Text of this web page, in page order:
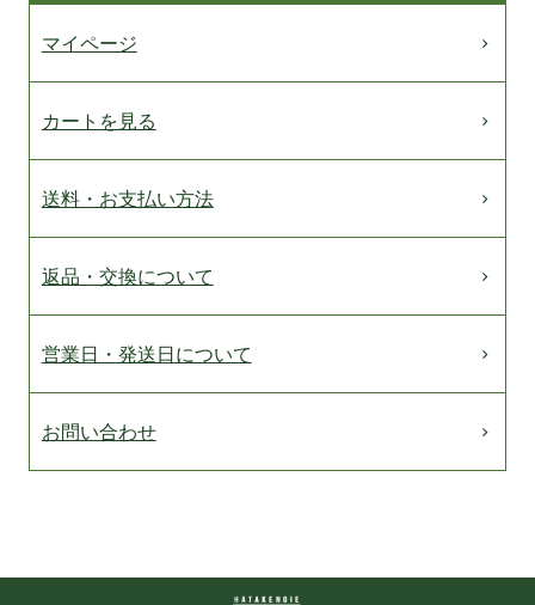
マイページ
カートを見る
送料・お支払い方法
返品・交換について
営業日・発送日について
お問い合わせ